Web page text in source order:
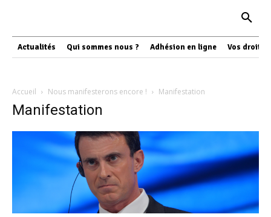
Actualités Qui sommes nous ? Adhésion en ligne Vos droits
Accueil Nous manifesterons encore ! Manifestation
Manifestation